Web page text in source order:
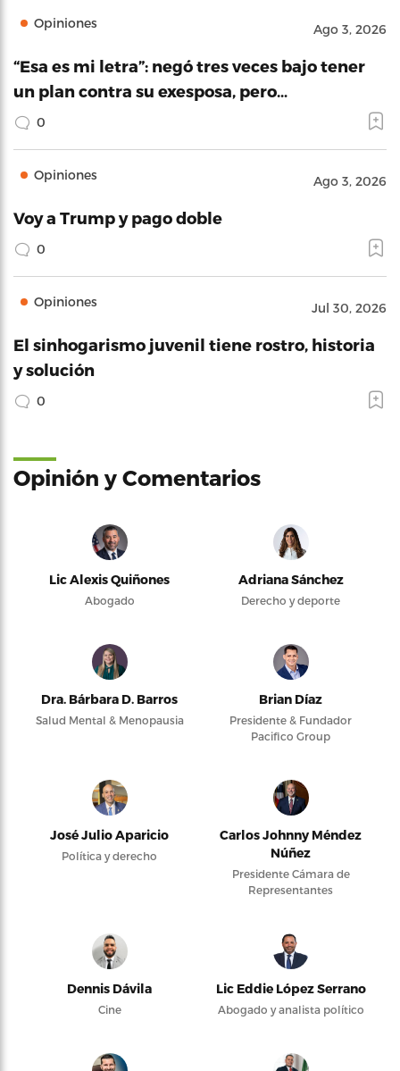
Opiniones Ago 3, 2026
“Esa es mi letra”: negó tres veces bajo tener
un plan contra su exesposa, pero…
0
Opiniones Ago 3, 2026
Voy a Trump y pago doble
0
Opiniones Jul 30, 2026
El sinhogarismo juvenil tiene rostro, historia
y solución
0
Opinión y Comentarios
Lic Alexis Quiñones
Abogado
Adriana Sánchez
Derecho y deporte
Dra. Bárbara D. Barros
Salud Mental & Menopausia
Brian Díaz
Presidente & Fundador
Pacifico Group
José Julio Aparicio
Política y derecho
Carlos Johnny Méndez
Núñez
Presidente Cámara de
Representantes
Dennis Dávila
Cine
Lic Eddie López Serrano
Abogado y analista político